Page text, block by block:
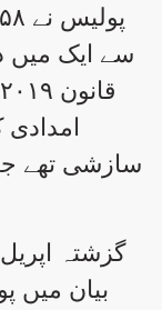
سے ایک میں
سازشی تھے
گزشتہ